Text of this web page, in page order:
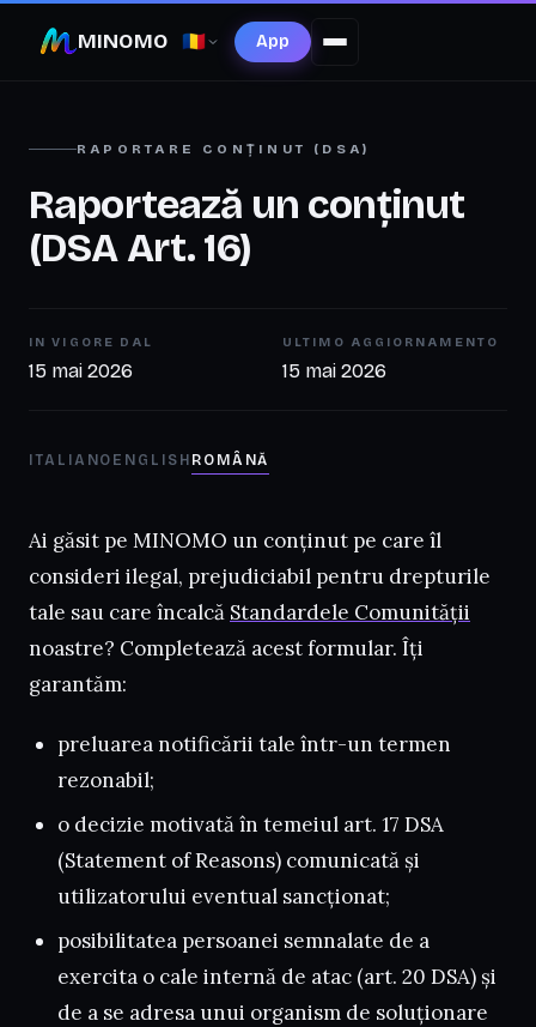
MINOMO 🇷🇴 App
RAPORTARE CONȚINUT (DSA)
Raportează un conținut
(DSA Art. 16)
IN VIGORE DAL
15 mai 2026
ULTIMO AGGIORNAMENTO
15 mai 2026
ITALIANO ENGLISH ROMÂNĂ
Ai găsit pe MINOMO un conținut pe care îl
consideri ilegal, prejudiciabil pentru drepturile
tale sau care încalcă Standardele Comunității
noastre? Completează acest formular. Îți
garantăm:
preluarea notificării tale într-un termen
rezonabil;
o decizie motivată în temeiul art. 17 DSA
(Statement of Reasons) comunicată și
utilizatorului eventual sancționat;
posibilitatea persoanei semnalate de a
exercita o cale internă de atac (art. 20 DSA) și
de a se adresa unui organism de soluționare